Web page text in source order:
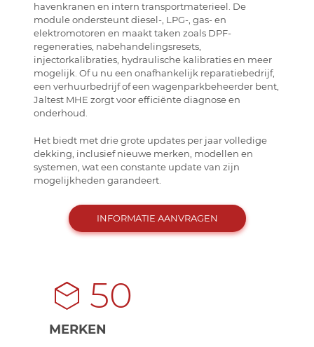
havenkranen en intern transportmaterieel. De
module ondersteunt diesel-, LPG-, gas- en
elektromotoren en maakt taken zoals DPF-
regeneraties, nabehandelingsresets,
injectorkalibraties, hydraulische kalibraties en meer
mogelijk. Of u nu een onafhankelijk reparatiebedrijf,
een verhuurbedrijf of een wagenparkbeheerder bent,
Jaltest MHE zorgt voor efficiënte diagnose en
onderhoud.
Het biedt met drie grote updates per jaar volledige
dekking, inclusief nieuwe merken, modellen en
systemen, wat een constante update van zijn
mogelijkheden garandeert.
INFORMATIE AANVRAGEN
50
MERKEN